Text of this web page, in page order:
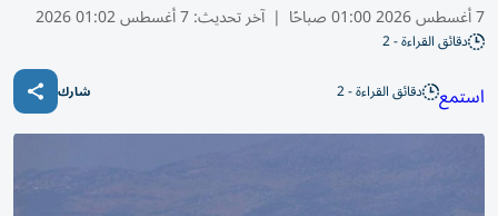
7 أغسطس 2026 01:00 صباحًا | آخر تحديث:7 أغسطس 01:02 2026
دقائق القراءة - 2
استمع دقائق القراءة - 2 شارك